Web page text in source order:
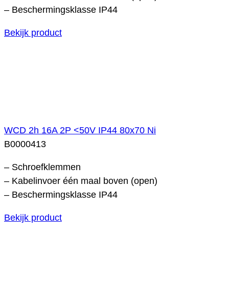
– Beschermingsklasse IP44
Bekijk product
WCD 2h 16A 2P <50V IP44 80x70 Ni
B0000413
– Schroefklemmen
– Kabelinvoer één maal boven (open)
– Beschermingsklasse IP44
Bekijk product